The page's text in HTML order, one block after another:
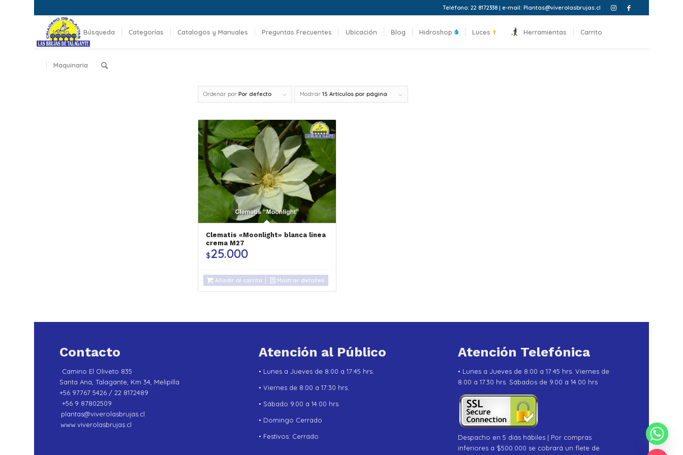
Teléfono: 22 8172338 | e-mail: Plantas@viverolasbrujas.cl
Inicio Búsqueda Categorías Catalogos y Manuales Preguntas Frecuentes Ubicación Blog Hidroshop Luces Herramientas Carrito
Maquinaria
Ordenar porPor defecto Mostrar15 Artículos por página
Clematis «Moonlight» blanca linea
crema M27
$25.000
Añadir al carrito Mostrar detalles
Contacto
Camino El Oliveto 835
Santa Ana, Talagante, Km 34, Melipilla
+56 97767 5426 / 22 8172489
+56 9 87802509
plantas@viverolasbrujas.cl
www.viverolasbrujas.cl
Atención al Público
• Lunes a Jueves de 8:00 a 17:45 hrs.
• Viernes de 8:00 a 17:30 hrs.
• Sábado 9.00 a 14.00 hrs.
• Domingo Cerrado
• Festivos: Cerrado
Atención Telefónica
• Lunes a Jueves de 8:00 a 17:45 hrs. Viernes de
8.00 a 17.30 hrs. Sábados de 9.00 a 14.00 hrs
Despacho en 5 diás hábiles | Por compras
inferiores a $500.000 se cobrará un flete de